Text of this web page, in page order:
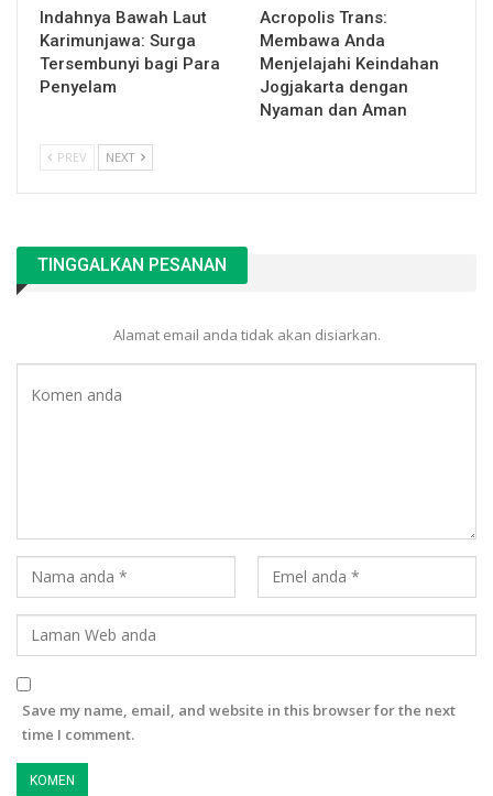
Indahnya Bawah Laut
Karimunjawa: Surga
Tersembunyi bagi Para
Penyelam
Acropolis Trans:
Membawa Anda
Menjelajahi Keindahan
Jogjakarta dengan
Nyaman dan Aman
PREV NEXT
TINGGALKAN PESANAN
Alamat email anda tidak akan disiarkan.
Save my name, email, and website in this browser for the next
time I comment.